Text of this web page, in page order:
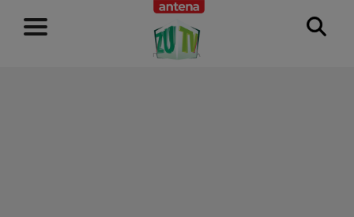
RECLAMĂ